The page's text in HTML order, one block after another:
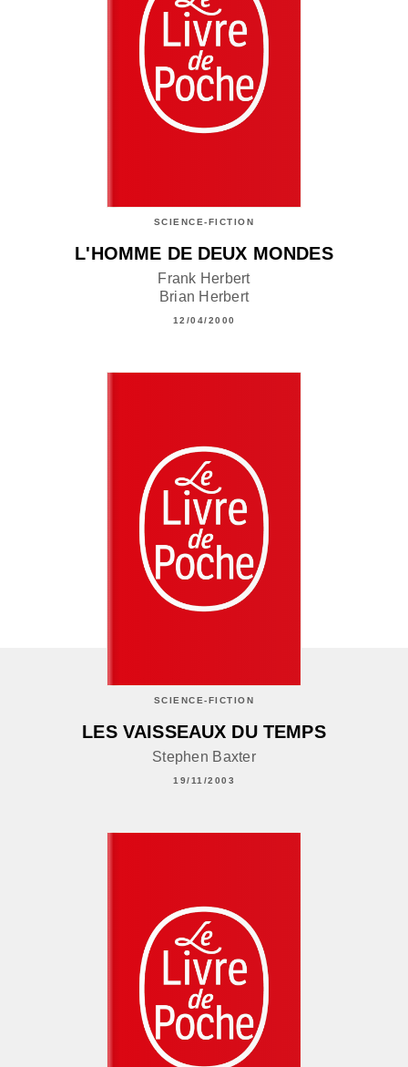
SCIENCE-FICTION
L'HOMME DE DEUX MONDES
Frank Herbert
Brian Herbert
12/04/2000
SCIENCE-FICTION
LES VAISSEAUX DU TEMPS
Stephen Baxter
19/11/2003